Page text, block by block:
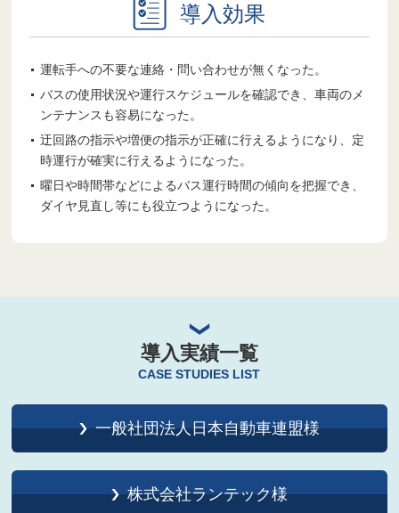
導入効果
運転手への不要な連絡・問い合わせが無くなった。
バスの使用状況や運行スケジュールを確認でき、車両のメ
ンテナンスも容易になった。
迂回路の指示や増便の指示が正確に行えるようになり、定
時運行が確実に行えるようになった。
曜日や時間帯などによるバス運行時間の傾向を把握でき、
ダイヤ見直し等にも役立つようになった。
導入実績一覧
CASE STUDIES LIST
一般社団法人日本自動車連盟様
株式会社ランテック様